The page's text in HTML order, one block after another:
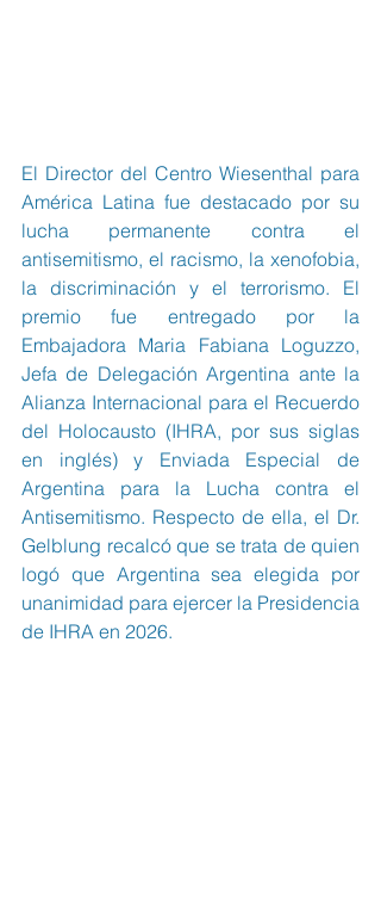
El Director del Centro Wiesenthal para
América Latina fue destacado por su
lucha permanente contra el
antisemitismo, el racismo, la xenofobia,
la discriminación y el terrorismo. El
premio fue entregado por la
Embajadora Maria Fabiana Loguzzo,
Jefa de Delegación Argentina ante la
Alianza Internacional para el Recuerdo
del Holocausto (IHRA, por sus siglas
en inglés) y Enviada Especial de
Argentina para la Lucha contra el
Antisemitismo. Respecto de ella, el Dr.
Gelblung recalcó que se trata de quien
logó que Argentina sea elegida por
unanimidad para ejercer la Presidencia
de IHRA en 2026.